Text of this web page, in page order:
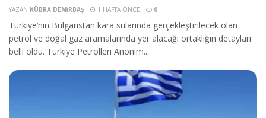
YAZAN KÜBRA DEMIRBAŞ 1 HAFTA ÖNCE 0
Türkiye’nin Bulgaristan kara sularında gerçekleştirilecek olan
petrol ve doğal gaz aramalarında yer alacağı ortaklığın detayları
belli oldu. Türkiye Petrolleri Anonim...